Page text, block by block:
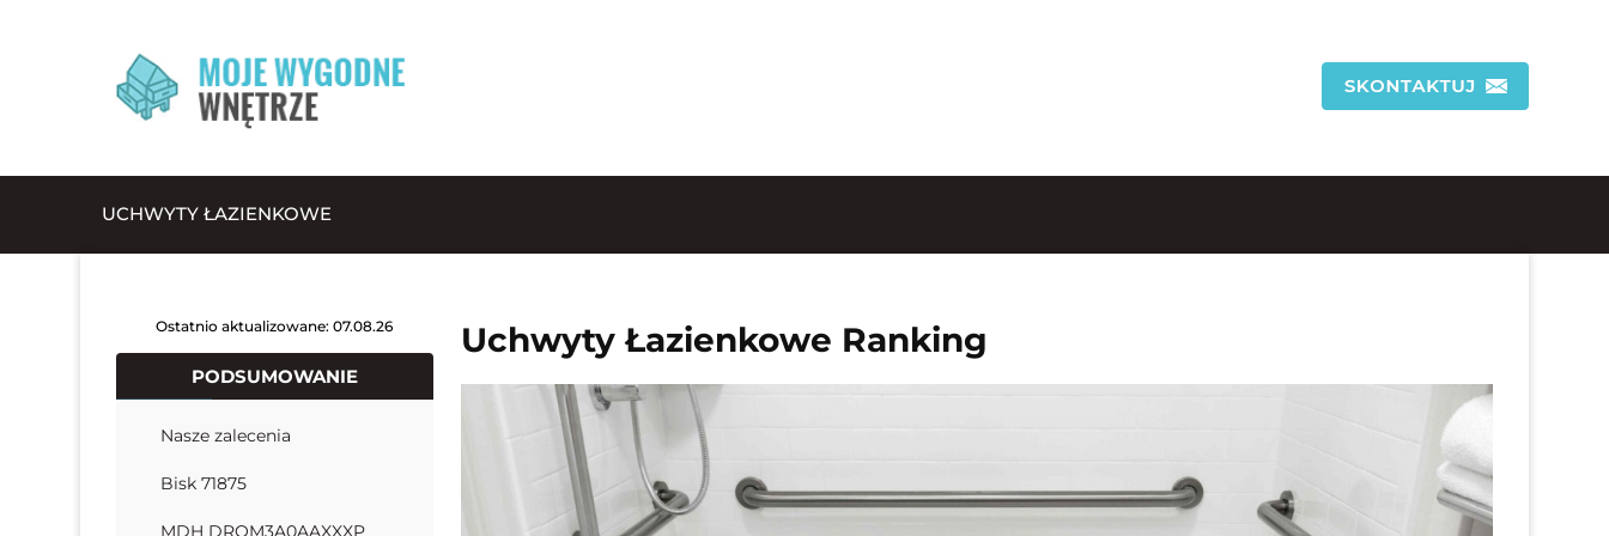
UCHWYTY ŁAZIENKOWE
Ostatnio aktualizowane: 07.08.26
PODSUMOWANIE
Nasze zalecenia
Bisk 71875
MDH DRQM3A0AAXXXP
Uchwyty Łazienkowe Ranking